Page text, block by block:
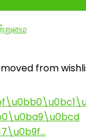
from